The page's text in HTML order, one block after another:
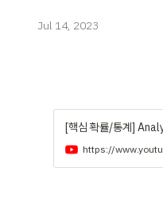
Jul 14, 2023
[핵심 확률/통계]